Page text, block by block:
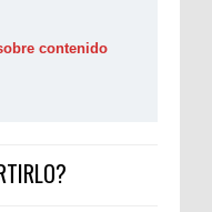
contenido